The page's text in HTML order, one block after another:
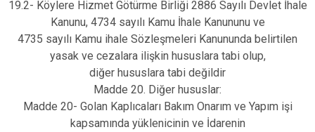
19.2- Köylere Hizmet Götürme Birliği 2886 Sayılı Devlet İhale
Kanunu, 4734 sayılı Kamu İhale Kanununu ve
4735 sayılı Kamu ihale Sözleşmeleri Kanununda belirtilen
yasak ve cezalara ilişkin hususlara tabi olup,
diğer hususlara tabi değildir
Madde 20. Diğer hususlar:
Madde 20- Golan Kaplıcaları Bakım Onarım ve Yapım işi
kapsamında yüklenicinin ve İdarenin